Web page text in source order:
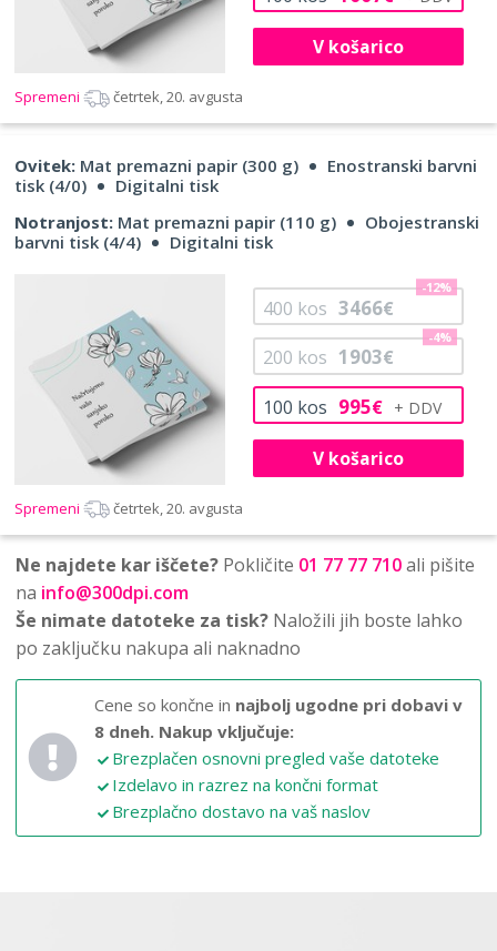
V košarico
Spremeni četrtek, 20. avgusta
Ovitek: Mat premazni papir (300 g)
Enostranski barvni
tisk (4/0)
Digitalni tisk
Notranjost: Mat premazni papir (110 g)
Obojestranski
barvni tisk (4/4)
Digitalni tisk
100 kos 995€
200 kos 1903€
-4%
400 kos 3466€
-12%
V košarico
Spremeni četrtek, 20. avgusta
Ne najdete kar iščete? Pokličite 01 77 77 710ali pišite
na info@300dpi.com
Še nimate datoteke za tisk? Naložili jih boste lahko
po zaključku nakupa ali naknadno
Cene so končne in najbolj ugodne pri dobavi v
8 dneh. Nakup vključuje:
Brezplačen osnovni pregled vaše datoteke
Izdelavo in razrez na končni format
Brezplačno dostavo na vaš naslov